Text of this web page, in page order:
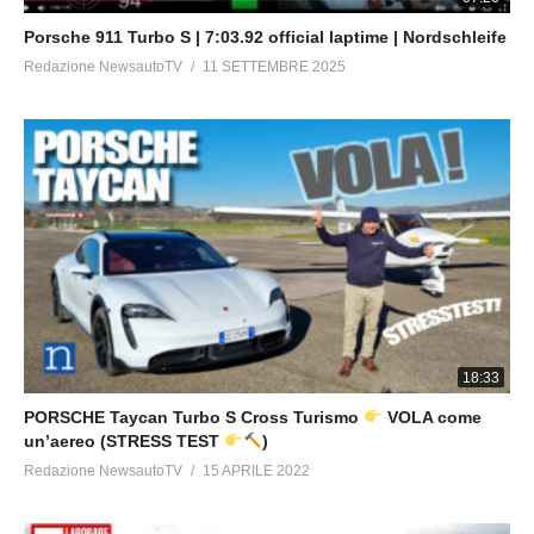
NEWSAUTO http://www.newsauto.it
NEWSAUTOTV http://www.newsauto.tv
ELABORARE http://www.elaborare.com
——————————————————————————-
NewsAuto.it and italian magazines “Elaborare GT Tuning &
Sport Magazine” ed “Elaborare4x4″dedicated to sports car
enthusiasts, tuning and off road.
SUBSCRIBE CHANNEL http://goo.gl/Salr5H
—————————————————————————–
Porsche 911 Turbo S | 7:03.92 official laptime | Nordschleife
Redazione NewsautoTV 11 SETTEMBRE 2025
18:33
PORSCHE Taycan Turbo S Cross Turismo
VOLA come
un’aereo (STRESS TEST
)
Redazione NewsautoTV 15 APRILE 2022